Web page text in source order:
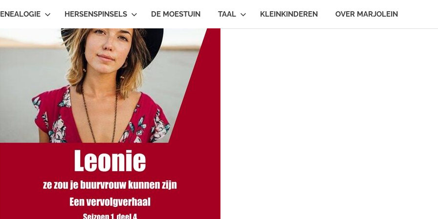
HERSENSPINSELS DE MOESTUIN TAAL KLEINKINDEREN OVER MARJOLEIN